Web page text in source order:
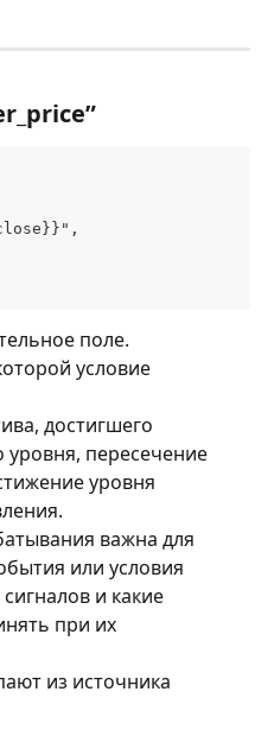
поле.
условие
достигшего
уровня, пересечение
уровня
важна для
или условия
и какие
при их
из источника